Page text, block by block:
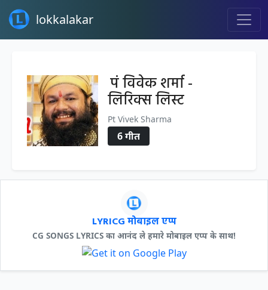
lokkalakar
पं विवेक शर्मा -
लिरिक्स लिस्ट
Pt Vivek Sharma
6 गीत
LYRICG मोबाइल एप्प
CG SONGS LYRICS का आनंद ले हमारे मोबाइल एप्प के साथ!